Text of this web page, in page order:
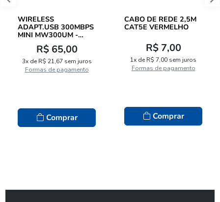
WIRELESS
ADAPT.USB 300MBPS
MINI MW300UM -
MERCUSYS
R$ 65,00
3x de R$ 21,67 sem juros
Formas de pagamento
Comprar
CABO DE REDE 2,5M
CAT5E VERMELHO
R$ 7,00
1x de R$ 7,00 sem juros
Formas de pagamento
Comprar